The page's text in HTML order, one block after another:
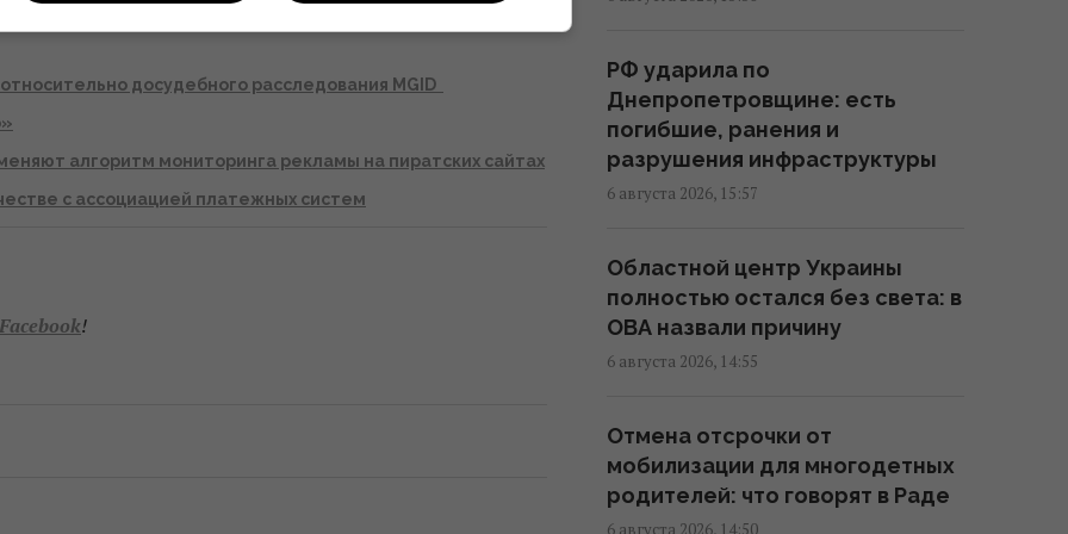
досудебного расследования MGID
алгоритм мониторинга рекламы на пиратских сайтах
с ассоциацией платежных систем
Facebook!
эксперт объяснил проблему с
пусковыми установками РФ
17:33 четверг, 06 августа 2026
на штурмы: эксперт назвал
направление
17:04 четверг, 06 августа 2026
защиты в ЕС: кого теперь
считают "уклонистами"
16:57 четверг, 06 августа 2026
РФ ударила по
Днепропетровщине: есть
погибшие, ранения и
разрушения инфраструктуры
6 августа 2026, 15:57
Областной центр Украины
полностью остался без света: в
ОВА назвали причину
6 августа 2026, 14:55
Отмена отсрочки от
мобилизации для многодетных
родителей: что говорят в Раде
6 августа 2026, 14:50